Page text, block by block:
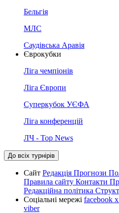
Бельгія
МЛС
Саудівська Аравія
Єврокубки
Ліга чемпіонів
Ліга Європи
Суперкубок УЄФА
Ліга конференцій
ЛЧ - Top News
До всіх турнірів
Сайт Редакція Прогнози
Правила сайту Контакти
Редакційна політика
Соціальні мережі facebook x
viber